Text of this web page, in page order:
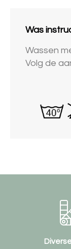
Was
Wassen
Volg de